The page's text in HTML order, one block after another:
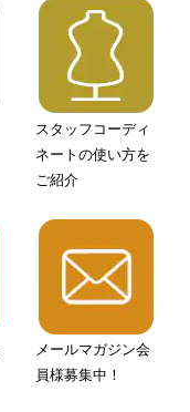
スタッフコーディ
ネートの使い方を
ご紹介
メールマガジン会
員様募集中！